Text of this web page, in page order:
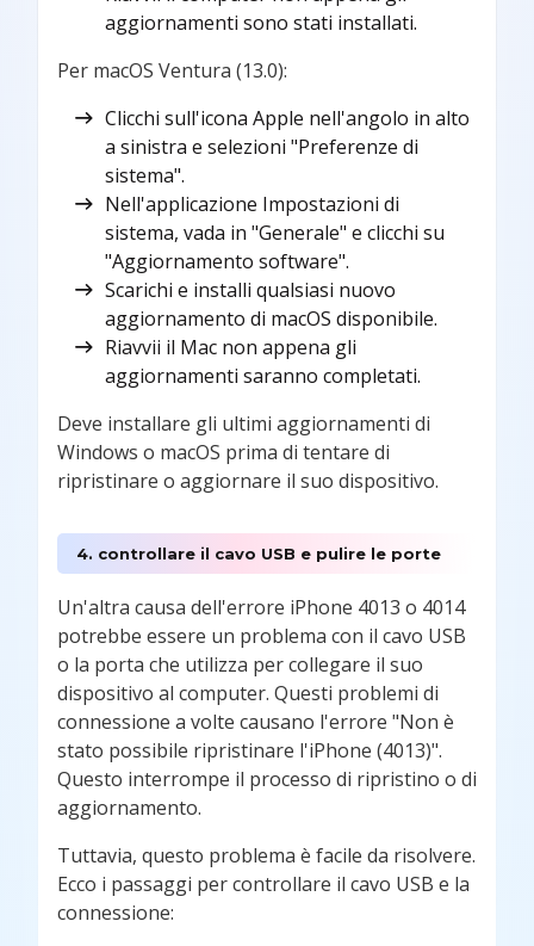
aggiornamenti sono stati installati.
Per macOS Ventura (13.0):
Clicchi sull'icona Apple nell'angolo in alto
a sinistra e selezioni "Preferenze di
sistema".
Nell'applicazione Impostazioni di
sistema, vada in "Generale" e clicchi su
"Aggiornamento software".
Scarichi e installi qualsiasi nuovo
aggiornamento di macOS disponibile.
Riavvii il Mac non appena gli
aggiornamenti saranno completati.
Deve installare gli ultimi aggiornamenti di
Windows o macOS prima di tentare di
ripristinare o aggiornare il suo dispositivo.
4. controllare il cavo USB e pulire le porte
Un'altra causa dell'errore iPhone 4013 o 4014
potrebbe essere un problema con il cavo USB
o la porta che utilizza per collegare il suo
dispositivo al computer. Questi problemi di
connessione a volte causano l'errore "Non è
stato possibile ripristinare l'iPhone (4013)".
Questo interrompe il processo di ripristino o di
aggiornamento.
Tuttavia, questo problema è facile da risolvere.
Ecco i passaggi per controllare il cavo USB e la
connessione: